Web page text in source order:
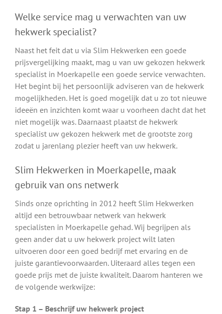
Welke service mag u verwachten van uw
hekwerk specialist?
Naast het feit dat u via Slim Hekwerken een goede
prijsvergelijking maakt, mag u van uw gekozen hekwerk
specialist in Moerkapelle een goede service verwachten.
Het begint bij het persoonlijk adviseren van de hekwerk
mogelijkheden. Het is goed mogelijk dat u zo tot nieuwe
ideeën en inzichten komt waar u voorheen dacht dat het
niet mogelijk was. Daarnaast plaatst de hekwerk
specialist uw gekozen hekwerk met de grootste zorg
zodat u jarenlang plezier heeft van uw hekwerk.
Slim Hekwerken in Moerkapelle, maak
gebruik van ons netwerk
Sinds onze oprichting in 2012 heeft Slim Hekwerken
altijd een betrouwbaar netwerk van hekwerk
specialisten in Moerkapelle gehad. Wij begrijpen als
geen ander dat u uw hekwerk project wilt laten
uitvoeren door een goed bedrijf met ervaring en de
juiste garantievoorwaarden. Uiteraard alles tegen een
goede prijs met de juiste kwaliteit. Daarom hanteren we
de volgende werkwijze:
Stap 1 – Beschrijf uw hekwerk project